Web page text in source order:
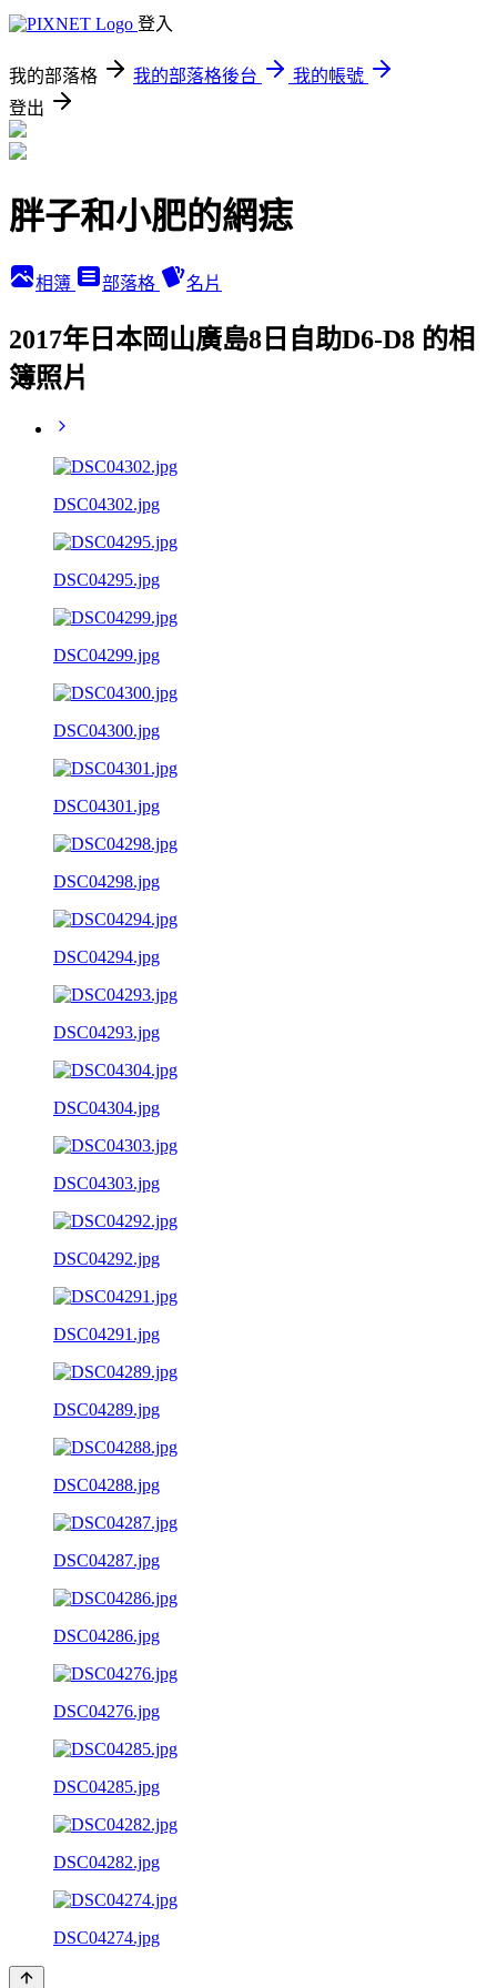
登入
我的部落格 我的部落格後台
我的帳號
登出
胖子和小肥的網痣
相簿 部落格 名片
2017年日本岡山廣島8日自助D6-D8 的相
簿照片
DSC04302.jpg
DSC04295.jpg
DSC04299.jpg
DSC04300.jpg
DSC04301.jpg
DSC04298.jpg
DSC04294.jpg
DSC04293.jpg
DSC04304.jpg
DSC04303.jpg
DSC04292.jpg
DSC04291.jpg
DSC04289.jpg
DSC04288.jpg
DSC04287.jpg
DSC04286.jpg
DSC04276.jpg
DSC04285.jpg
DSC04282.jpg
DSC04274.jpg